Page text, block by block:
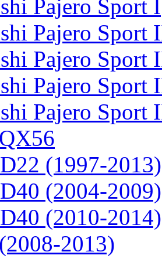
Pajero Sport I
Pajero Sport
Pajero Sport
Pajero Sport
Pajero Sport
(1997-2013)
(2004-2009)
(2010-2014)
2013)